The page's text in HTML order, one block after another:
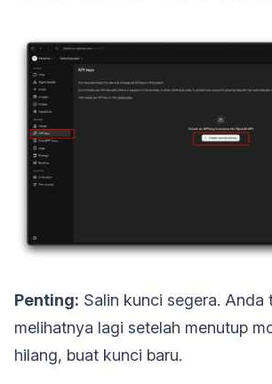
Penting: Salin kunci segera. Anda
melihatnya lagi setelah menutup
hilang, buat kunci baru.